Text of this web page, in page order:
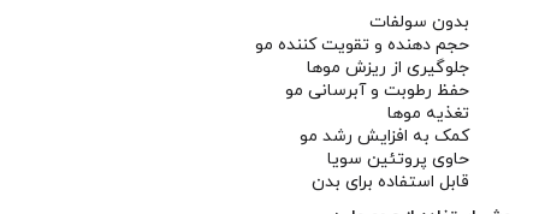
بدون سولفات
حجم دهنده و تقویت کننده مو
جلوگیری از ریزش موها
حفظ رطوبت و آبرسانی مو
تغذیه موها
کمک به افزایش رشد مو
حاوی پروتئین سویا
قابل استفاده برای بدن